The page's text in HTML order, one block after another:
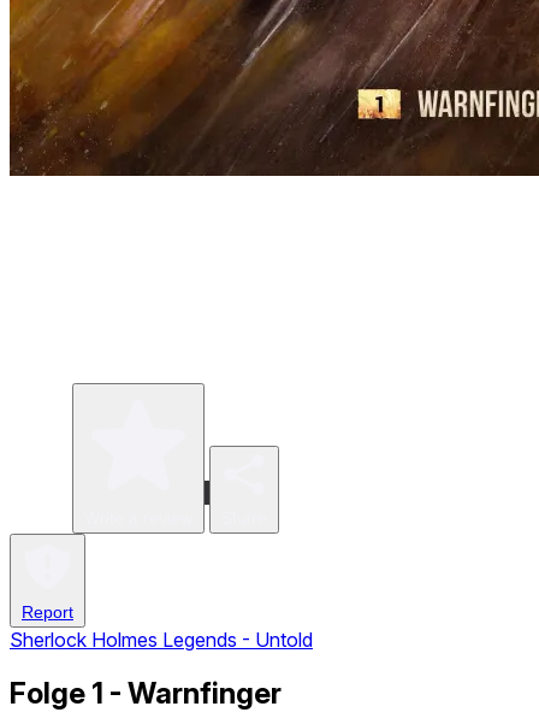
Report
Sherlock Holmes Legends - Untold
Folge 1 - Warnfinger